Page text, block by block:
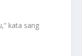
kata sang